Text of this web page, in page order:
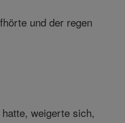
und der regen
weigerte sich,